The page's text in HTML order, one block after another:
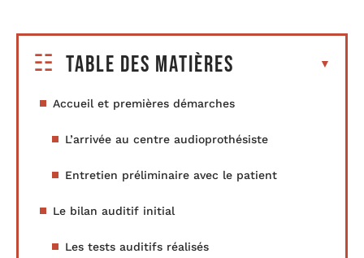
Table des matières
Accueil et premières démarches
L’arrivée au centre audioprothésiste
Entretien préliminaire avec le patient
Le bilan auditif initial
Les tests auditifs réalisés